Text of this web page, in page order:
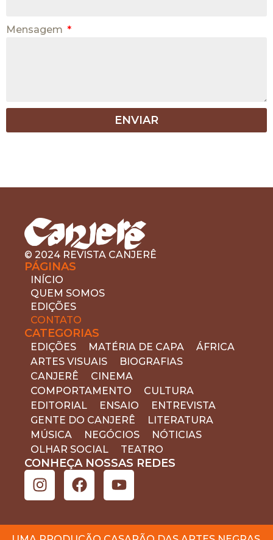
Mensagem
ENVIAR
© 2024 REVISTA CANJERÊ
PÁGINAS
INÍCIO
QUEM SOMOS
EDIÇÕES
CONTATO
CATEGORIAS
EDIÇÕES MATÉRIA DE CAPA
ÁFRICA
ARTES VISUAIS
BIOGRAFIAS
CANJERÊ
CINEMA
COMPORTAMENTO
CULTURA
EDITORIAL
ENSAIO
ENTREVISTA
GENTE DO CANJERÊ
LITERATURA
MÚSICA
NEGÓCIOS
NÓTICIAS
OLHAR SOCIAL
TEATRO
CONHEÇA NOSSAS REDES